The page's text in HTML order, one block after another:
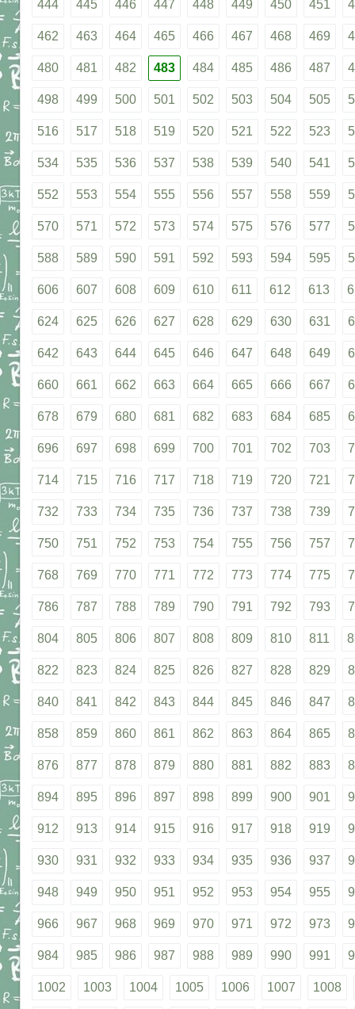
444 445 446 447 448 449 450 451
462 463 464 465 466 467 468 469
480 481 482 483 484 485 486 487
498 499 500 501 502 503 504 505
516 517 518 519 520 521 522 523
534 535 536 537 538 539 540 541
552 553 554 555 556 557 558 559
570 571 572 573 574 575 576 577
588 589 590 591 592 593 594 595
606 607 608 609 610 611 612 613
624 625 626 627 628 629 630 631
642 643 644 645 646 647 648 649
660 661 662 663 664 665 666 667
678 679 680 681 682 683 684 685
696 697 698 699 700 701 702 703
714 715 716 717 718 719 720 721
732 733 734 735 736 737 738 739
750 751 752 753 754 755 756 757
768 769 770 771 772 773 774 775
786 787 788 789 790 791 792 793
804 805 806 807 808 809 810 811
822 823 824 825 826 827 828 829
840 841 842 843 844 845 846 847
858 859 860 861 862 863 864 865
876 877 878 879 880 881 882 883
894 895 896 897 898 899 900 901
912 913 914 915 916 917 918 919
930 931 932 933 934 935 936 937
948 949 950 951 952 953 954 955
966 967 968 969 970 971 972 973
984 985 986 987 988 989 990 991
1002 1003 1004 1005 1006 1007 1008